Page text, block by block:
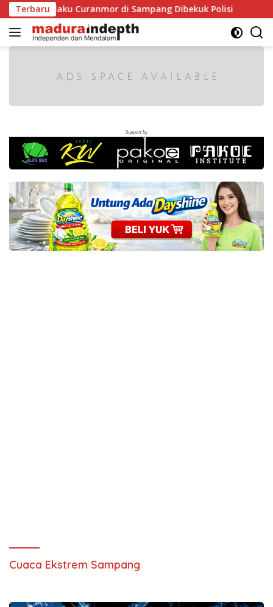
Langsung
ke
konten
Terbaru
Pelaku Curanmor di Sampang Dibekuk Polisi
Cuaca Ekstrem Sampang